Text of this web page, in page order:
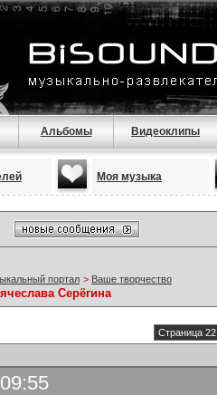
Альбомы Видеоклипы
Моя музыка
портал > Ваше творчество
Серёгина
Страница